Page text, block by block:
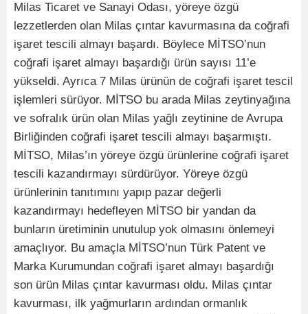
Milas Ticaret ve Sanayi Odası, yöreye özgü
lezzetlerden olan Milas çıntar kavurmasına da coğrafi
işaret tescili almayı başardı. Böylece MİTSO’nun
coğrafi işaret almayı başardığı ürün sayısı 11’e
yükseldi. Ayrıca 7 Milas ürünün de coğrafi işaret tescil
işlemleri sürüyor. MİTSO bu arada Milas zeytinyağına
ve sofralık ürün olan Milas yağlı zeytinine de Avrupa
Birliğinden coğrafi işaret tescili almayı başarmıştı.
​MİTSO, Milas’ın yöreye özgü ürünlerine coğrafi işaret
tescili kazandırmayı sürdürüyor. Yöreye özgü
ürünlerinin tanıtımını yapıp pazar değerli
kazandırmayı hedefleyen MİTSO bir yandan da
bunların üretiminin unutulup yok olmasını önlemeyi
amaçlıyor. Bu amaçla MİTSO’nun Türk Patent ve
Marka Kurumundan coğrafi işaret almayı başardığı
son ürün Milas çıntar kavurması oldu. Milas çıntar
kavurması, ilk yağmurların ardından ormanlık